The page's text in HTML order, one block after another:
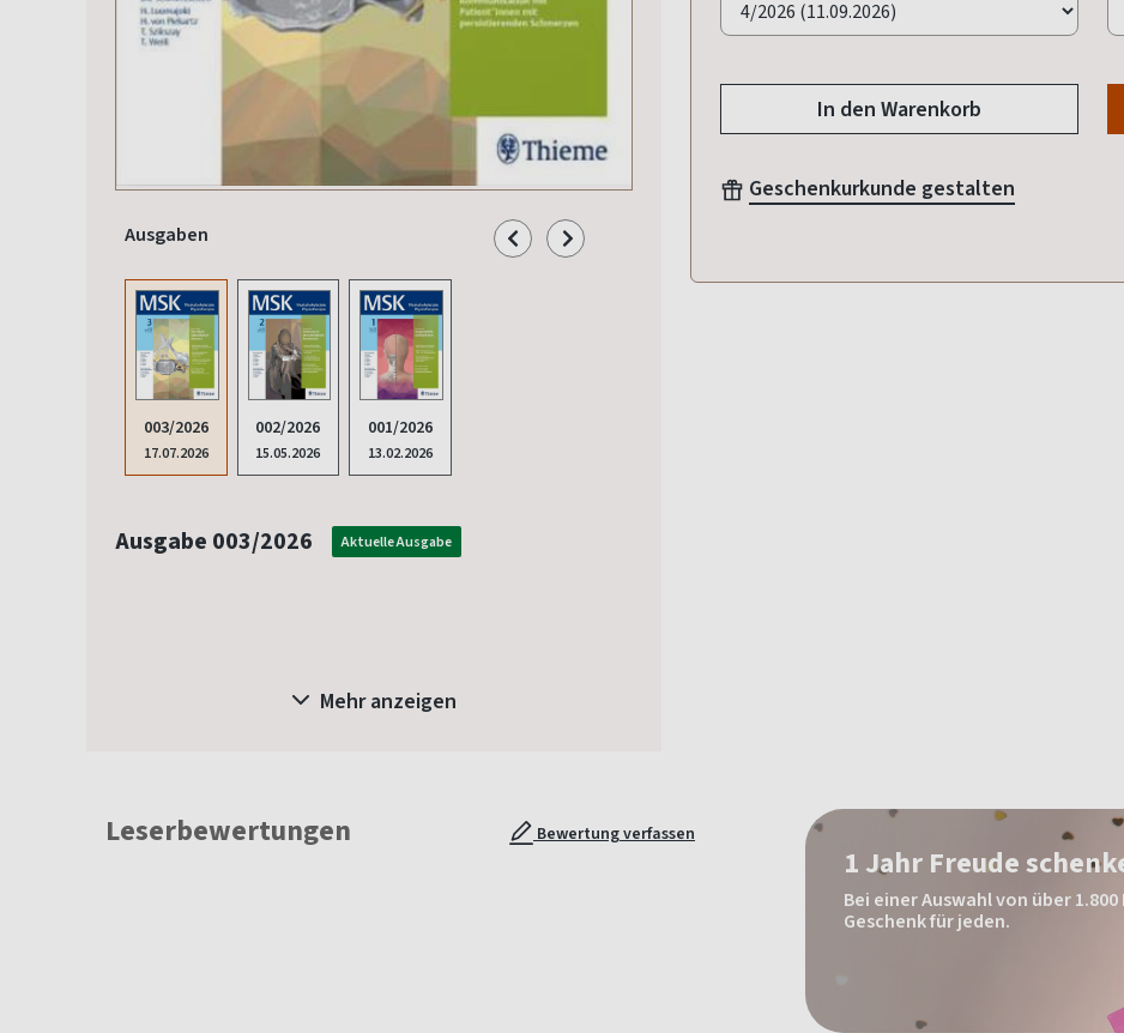
Ausgaben
003/2026
17.07.2026
002/2026
15.05.2026
001/2026
13.02.2026
Ausgabe 003/2026 Aktuelle Ausgabe
Mehr anzeigen
In den Warenkorb
Geschenkurkunde gestalten
Leserbewertungen Bewertung verfassen
1 Jahr Freude
Bei einer Auswahl von über
Geschenk für jeden.